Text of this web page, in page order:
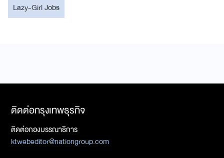
Lazy-Girl Jobs
ติดต่อกรุงเทพธุรกิจ
ติดต่อกองบรรณาธิการ
ktwebeditor@nationgroup.com